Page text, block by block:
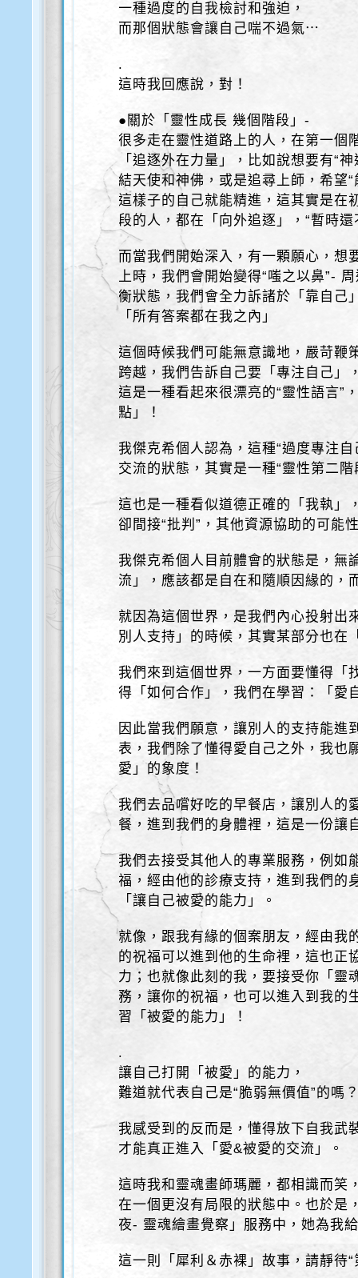
一種過度的自我檢討和強迫，
而那個狀態會讓自己喘不過氣⋯
.
這時我回應說，對！
●關於「靈性成長 幾個階段」-
很多走在靈性道路上的人，在第一個
「追逐外在力量」，比如說想要有“
結天使和神佛，或是追尋上師，希望
這樣子的自己就能精進，這其實是在
段的人，都在「向外追逐」，“暫時
而當我們開始深入，有一顆願心，想
上時，我們會開始變得“嗤之以鼻”-
衡狀態，我們會全力訴諸於「靠自己
「所有答案都在我之內」
這個時候我們可能無意識地，嚴苛鞭
跨越，我們告訴自己要「專注自己」
這是一種看起來很漂亮的“靈性語言”
點」！
我傑克希個人認為，這種“過度專注
交流的狀態，其實是一種“靈性第二
這也是一種看似道德正確的「我執」
卻間接“批判”，其他資源協助的可能
我傑克希個人目前體會的狀態是，無
流」，應該都是自在和隨順因緣的，
就因為這個世界，是我們內心投射出
別人支持」的時候，其實某部分也在
我們來到這個世界，一方面要懂得「
得「如何合作」，我們在學習：「愛
因此當我們願意，讓別人的支持能進
表，我們除了懂得愛自己之外，我也
愛」的象度！
我們去品嚐好吃的早餐店，讓別人的
餐，進到我們的身體裡，這是一份讓
我們去接受其他人的專業服務，例如
福，經由他的診療支持，進到我們的
「讓自己被愛的能力」。
就像，跟我有緣的個案朋友，經由我
的祝福可以進到他的生命裡，這也正
力；也就像此刻的我，要接受你「靈
務，讓你的祝福，也可以進入到我的
習「被愛的能力」！
.
讓自己打開「被愛」的能力，
難道就代表自己是“脆弱無價值”的嗎
我感受到的反而是，懂得放下自我武
才能真正進入「愛&被愛的交流」。
這時我和靈魂畫師瑪麗，都相識而笑
在一個更沒有局限的狀態中。也於是
夜- 靈魂繪畫覺察」服務中，她為我
這一則「犀利＆赤裸」故事，請靜待